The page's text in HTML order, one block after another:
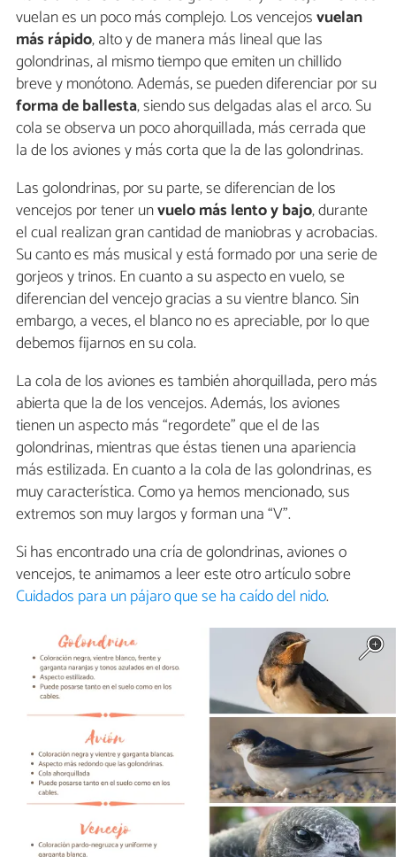
vuelan es un poco más complejo. Los vencejosvuelan
más rápido, alto y de manera más lineal que las
golondrinas, al mismo tiempo que emiten un chillido
breve y monótono. Además, se pueden diferenciar por su
forma de ballesta, siendo sus delgadas alas el arco. Su
cola se observa un poco ahorquillada, más cerrada que
la de los aviones y más corta que la de las golondrinas.
Las golondrinas, por su parte, se diferencian de los
vencejos por tener unvuelo más lento y bajo, durante
el cual realizan gran cantidad de maniobras y acrobacias.
Su canto es más musical y está formado por una serie de
gorjeos y trinos. En cuanto a su aspecto en vuelo, se
diferencian del vencejo gracias a su vientre blanco. Sin
embargo, a veces, el blanco no es apreciable, por lo que
debemos fijarnos en su cola.
La cola de los aviones es también ahorquillada, pero más
abierta que la de los vencejos. Además, los aviones
tienen un aspecto más “regordete” que el de las
golondrinas, mientras que éstas tienen una apariencia
más estilizada. En cuanto a la cola de las golondrinas, es
muy característica. Como ya hemos mencionado, sus
extremos son muy largos y forman una “V”.
Si has encontrado una cría de golondrinas, aviones o
vencejos, te animamos a leer este otro artículo sobre
Cuidados para un pájaro que se ha caído del nido.